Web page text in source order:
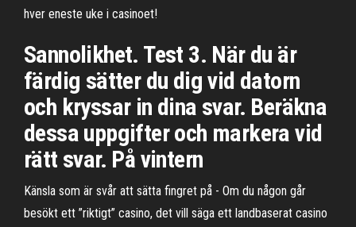
hver eneste uke i casinoet!
Sannolikhet. Test 3. När du är
färdig sätter du dig vid datorn
och kryssar in dina svar. Beräkna
dessa uppgifter och markera vid
rätt svar. På vintern
Känsla som är svår att sätta fingret på - Om du någon går
besökt ett ”riktigt” casino, det vill säga ett landbaserat casino